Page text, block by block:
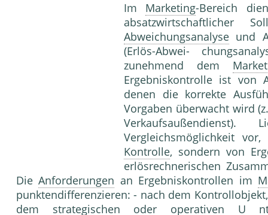
Im Marketing-Bereich
absatzwirtschaftli­cher
Abweichungsanalyse und
(Erlös-Abwei-
zunehmend dem
Ergebniskontrolle ist von
denen die kor­rekte
Vorgaben überwacht wird
Vergleichsmöglichkeit
Kontrolle, sondern von
erlösrechnerischen
DieAnforderungen an Ergebniskontrollen im
punktendifferenzieren: - nach dem
dem strategischen oder operativen U